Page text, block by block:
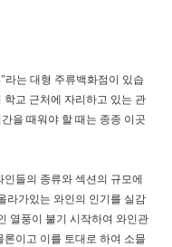
라는 대형 주류백화점이 있습
학교 근처에 자리하고 있는 관
을 때워야 할 때는 종종 이곳
들의 종류와 섹션의 규모에
라가있는 와인의 인기를 실감
열풍이 불기 시작하여 와인관
론이고 이를 토대로 하여 소믈